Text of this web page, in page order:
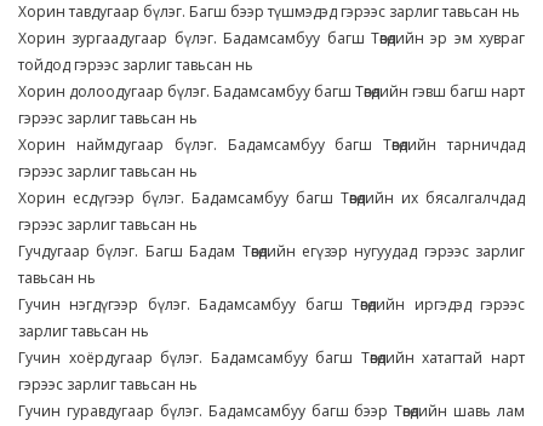
Хорин тавдугаар бүлэг. Багш бээр түшмэдэд гэрээс зарлиг тавьсан нь
Хорин зургаадугаар бүлэг. Бадамсамбуу багш Төвөдийн эр эм хувраг
тойдод гэрээс зарлиг тавьсан нь
Хорин долоодугаар бүлэг. Бадамсамбуу багш Төвөдийн гэвш багш нарт
гэрээс зарлиг тавьсан нь
Хорин наймдугаар бүлэг. Бадамсамбуу багш Төвөдийн тарничдад
гэрээс зарлиг тавьсан нь
Хорин есдүгээр бүлэг. Бадамсамбуу багш Төвөдийн их бясалгалчдад
гэрээс зарлиг тавьсан нь
Гучдугаар бүлэг. Багш Бадам Төвөдийн егүзэр нугуудад гэрээс зарлиг
тавьсан нь
Гучин нэгдүгээр бүлэг. Бадамсамбуу багш Төвөдийн иргэдэд гэрээс
зарлиг тавьсан нь
Гучин хоёрдугаар бүлэг. Бадамсамбуу багш Төвөдийн хатагтай нарт
гэрээс зарлиг тавьсан нь
Гучин гуравдугаар бүлэг. Бадамсамбуу багш бээр Төвөдийн шавь лам